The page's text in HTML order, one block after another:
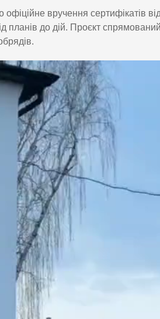
вручення сертифікатів
планів до дій. Проєкт